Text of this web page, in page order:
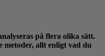
på flera olika sätt.
metoder, allt enligt vad du